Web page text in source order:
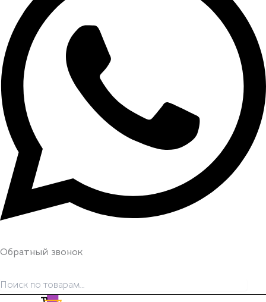
Обратный звонок